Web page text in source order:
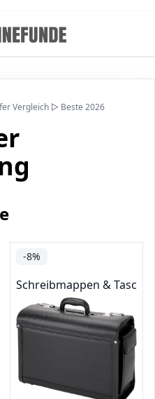
Vergleich ▷ Beste 2026
-8%
Schreibmappen &